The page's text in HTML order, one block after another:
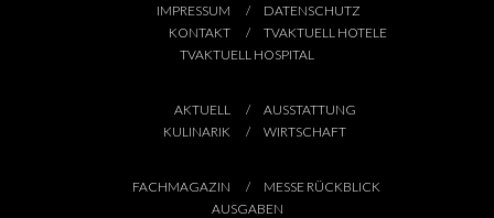
IMPRESSUM
DATENSCHUTZ
KONTAKT
TVAKTUELL HOTELE
TVAKTUELL HOSPITAL
AKTUELL
AUSSTATTUNG
KULINARIK
WIRTSCHAFT
FACHMAGAZIN
MESSE RÜCKBLICK
AUSGABEN